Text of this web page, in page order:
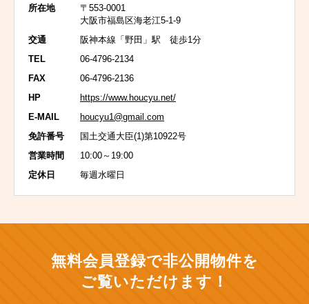
所在地
〒553-0001
大阪市福島区海老江5-1-9
交通
阪神本線「野田」駅 徒歩1分
TEL
06-4796-2134
FAX
06-4796-2136
HP
https://www.houcyu.net/
E-MAIL
houcyu1@gmail.com
免許番号
国土交通大臣(1)第10922号
営業時間
10:00～19:00
定休日
毎週水曜日
無料会員登録で非公開物件を
ご覧いただけます！